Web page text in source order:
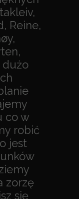
Reine,
dużo
co w
robić
jest
zorzę
się